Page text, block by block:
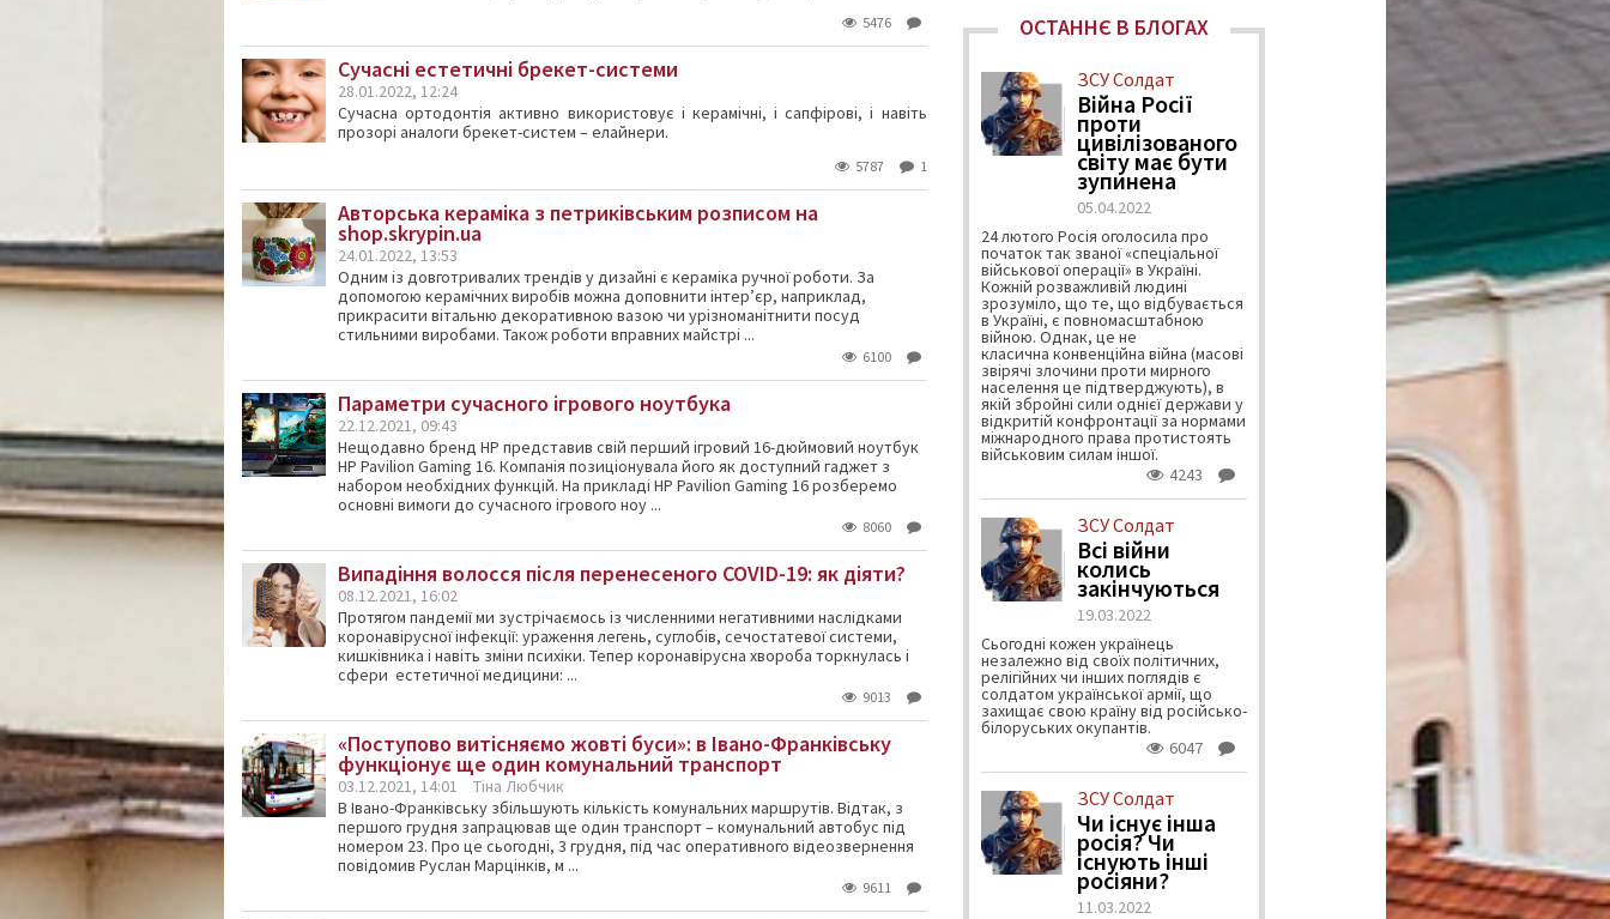
5476
Сучасні естетичні брекет-системи
28.01.2022, 12:24
Сучасна ортодонтія активно використовує і керамічні, і сапфірові, і навіть
прозорі аналоги брекет-систем – елайнери.
5787 1
Авторська кераміка з петриківським розписом на
shop.skrypin.ua
24.01.2022, 13:53
Одним із довготривалих трендів у дизайні є кераміка ручної роботи. За
допомогою керамічних виробів можна доповнити інтер’єр, наприклад,
прикрасити вітальню декоративною вазою чи урізноманітнити посуд
стильними виробами. Також роботи вправних майстрі ...
6100
Параметри сучасного ігрового ноутбука
22.12.2021, 09:43
Нещодавно бренд HP представив свій перший ігровий 16-дюймовий ноутбук
HP Pavilion Gaming 16. Компанія позиціонувала його як доступний гаджет з
набором необхідних функцій. На прикладі HP Pavilion Gaming 16 розберемо
основні вимоги до сучасного ігрового ноу ...
8060
Випадіння волосся після перенесеного COVID-19: як діяти?
08.12.2021, 16:02
Протягом пандемії ми зустрічаємось із численними негативними наслідками
коронавірусної інфекції: ураження легень, суглобів, сечостатевої системи,
кишківника і навіть зміни психіки. Тепер коронавірусна хвороба торкнулась і
сфери естетичної медицини: ...
9013
«Поступово витісняємо жовті буси»: в Івано-Франківську
функціонує ще один комунальний транспорт
03.12.2021, 14:01
Тіна Любчик
В Івано-Франківську збільшують кількість комунальних маршрутів. Відтак, з
першого грудня запрацював ще один транспорт – комунальний автобус під
номером 23. Про це сьогодні, 3 грудня, під час оперативного відеозвернення
повідомив Руслан Марцінків, м ...
9611
ОСТАННЄ В БЛОГАХ
ЗСУ Солдат
Війна Росії
проти
цивілізованого
світу має бути
зупинена
05.04.2022
24 лютого Росія оголосила про
початок так званої «спеціальної
військової операції» в Україні.
Кожній розважливій людині
зрозуміло, що те, що відбувається
в Україні, є повномасштабною
війною. Однак, це не
класична конвенційна війна (масові
звірячі злочини проти мирного
населення це підтверджують), в
якій збройні сили однієї держави у
відкритій конфронтації за нормами
міжнародного права протистоять
військовим силам іншої.
4243
ЗСУ Солдат
Всі війни
колись
закінчуються
19.03.2022
Сьогодні кожен українець
незалежно від своїх політичних,
релігійних чи інших поглядів є
солдатом української армії, що
захищає свою країну від російсько-
білоруських окупантів.
6047
ЗСУ Солдат
Чи існує інша
росія? Чи
існують інші
росіяни?
11.03.2022